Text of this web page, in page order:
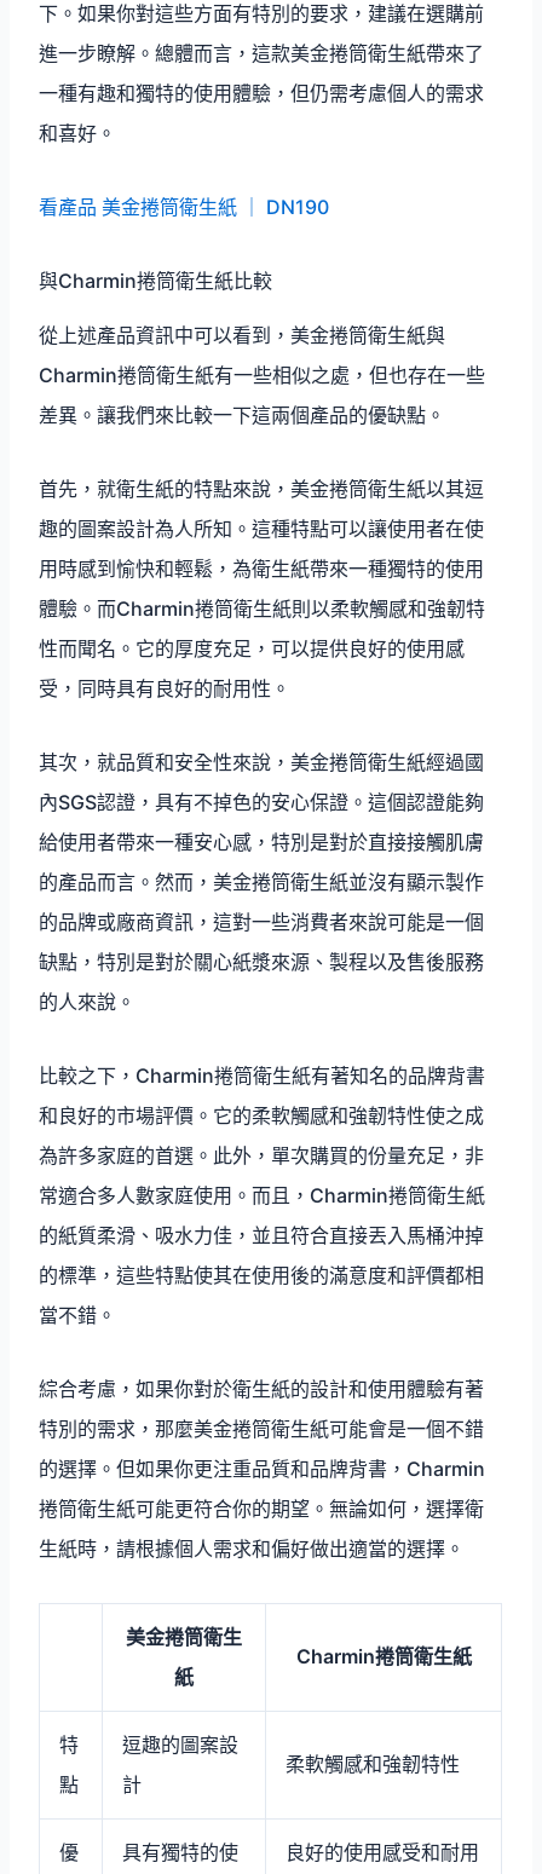
下。如果你對這些方面有特別的要求，建議在選購前
進一步瞭解。總體而言，這款美金捲筒衛生紙帶來了
一種有趣和獨特的使用體驗，但仍需考慮個人的需求
和喜好。
看產品 美金捲筒衛生紙 ｜ DN190
與Charmin捲筒衛生紙比較
從上述產品資訊中可以看到，美金捲筒衛生紙與
Charmin捲筒衛生紙有一些相似之處，但也存在一些
差異。讓我們來比較一下這兩個產品的優缺點。
首先，就衛生紙的特點來說，美金捲筒衛生紙以其逗
趣的圖案設計為人所知。這種特點可以讓使用者在使
用時感到愉快和輕鬆，為衛生紙帶來一種獨特的使用
體驗。而Charmin捲筒衛生紙則以柔軟觸感和強韌特
性而聞名。它的厚度充足，可以提供良好的使用感
受，同時具有良好的耐用性。
其次，就品質和安全性來說，美金捲筒衛生紙經過國
內SGS認證，具有不掉色的安心保證。這個認證能夠
給使用者帶來一種安心感，特別是對於直接接觸肌膚
的產品而言。然而，美金捲筒衛生紙並沒有顯示製作
的品牌或廠商資訊，這對一些消費者來說可能是一個
缺點，特別是對於關心紙漿來源、製程以及售後服務
的人來說。
比較之下，Charmin捲筒衛生紙有著知名的品牌背書
和良好的市場評價。它的柔軟觸感和強韌特性使之成
為許多家庭的首選。此外，單次購買的份量充足，非
常適合多人數家庭使用。而且，Charmin捲筒衛生紙
的紙質柔滑、吸水力佳，並且符合直接丟入馬桶沖掉
的標準，這些特點使其在使用後的滿意度和評價都相
當不錯。
綜合考慮，如果你對於衛生紙的設計和使用體驗有著
特別的需求，那麼美金捲筒衛生紙可能會是一個不錯
的選擇。但如果你更注重品質和品牌背書，Charmin
捲筒衛生紙可能更符合你的期望。無論如何，選擇衛
生紙時，請根據個人需求和偏好做出適當的選擇。
美金捲筒衛生
紙
Charmin捲筒衛生紙
特
點
逗趣的圖案設
計
柔軟觸感和強韌特性
優 具有獨特的使 良好的使用感受和耐用